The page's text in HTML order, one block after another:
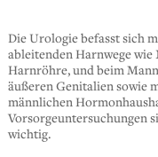
Die Urologie befasst sich
ableitenden Harnwege
Harnröhre, und beim
äußeren Genitalien sowie
männlichen
Vorsorgeuntersuchungen
wichtig.